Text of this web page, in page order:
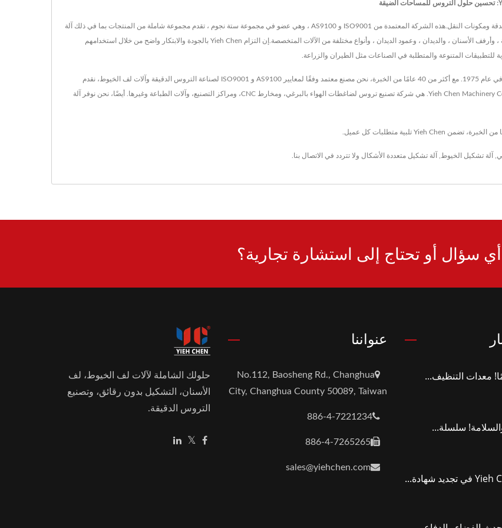
Yieh Chen Machinery Co., Ltd. هي رائدة في التصنيع العالمي للتروس عالية الدقة ومكونات النقل.هذه الشركة المعتمدة من ISO9001 و AS9100 ، وهي عضو في مجموعة ستة نجوم ، تقدم مجموعة شاملة من المنتجات بما في ذلك آلة
لف الخيوط الهيدروليكية عالية السرعة ، والأسنان المستقيمة ، والأسنان اللولبية ، وأرفف الأسنان ، والديدان ، وعمود الديدان ، وأنواع مختلفة من الآلات المتخصصة.إن التزام Yieh Chen بالجودة والابتكار واضح من خلال استخدامهم
للتطبيقات المتنوعة والمتطلبة في الصناعات مثل الطيران والزراعة.
Yieh Chen Machinery Co., Ltd. هي شركة تابعة لمجموعة ستار ستة، تأسست في عام 1975. مع أكثر من 40 عامًا من الخبرة، نحن مصنع معتمد وفقًا لمعايير AS9100 و ISO9001 لصناعة التروس الدقيقة وآلات لف الخيوط، نقدم
خدماتنا للصناعات من الطيران إلى الآلات الصناعية في جميع أنحاء العالم. Yieh Chen Machinery Co., Ltd. هي شركة تصنيع تروس لضاغطات الهواء بالبرغي، ومخارط CNC، ومراكز التصنيع، وآلات الطباعة وغيرها. أيضًا، نحن نوفر آلة
آلة تشكيل الخيوط آلة تشكيل متعددة الأشكال ولا تتردد في الاتصال بنا
سؤال أو تحتاج إلى استشارة تجارية؟
حلولك الشاملة لآلات لف الخيوط، لف
الأسنان، التشكيل بدون رقائق، وتصنيع
التروس الدقيقة.
عنواننا
No.112, Baosheng Rd., Changhua
City, Changhua County 50089, Taiwan
886-4-7221234
886-4-7265265
sales@yiehchen.com
معدات التنظيف...
سلسلة...